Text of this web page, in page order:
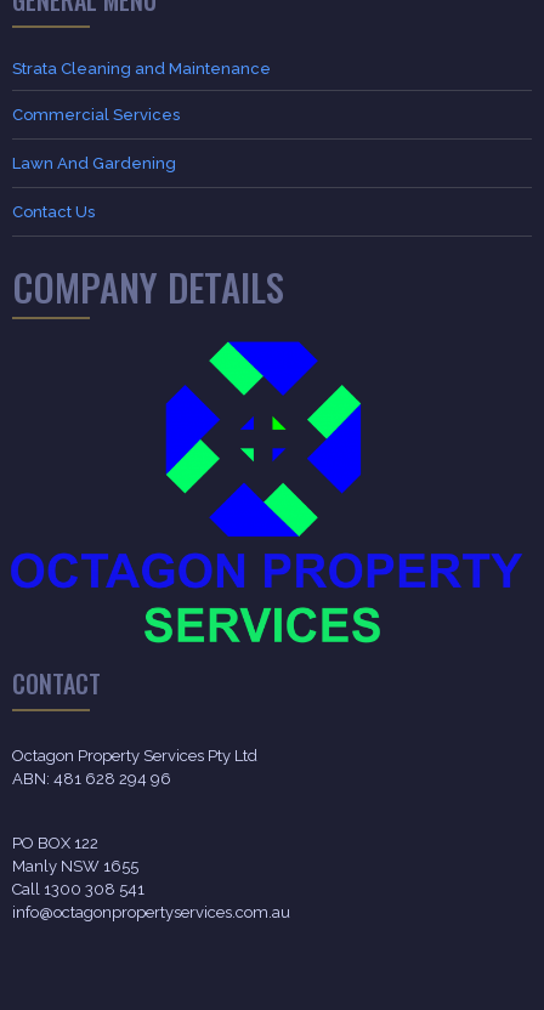
Strata Cleaning and Maintenance
Commercial Services
Lawn And Gardening
Contact Us
COMPANY DETAILS
CONTACT
Octagon Property Services Pty Ltd
ABN: 481 628 294 96
PO BOX 122
Manly NSW 1655
Call 1300 308 541
info@octagonpropertyservices.com.au